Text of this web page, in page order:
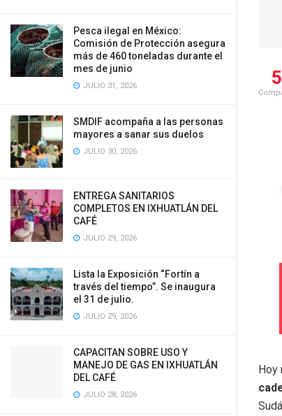
Pesca ilegal en México:
Comisión de Protección asegura
más de 460 toneladas durante el
mes de junio
JULIO 31, 2026
SMDIF acompaña a las personas
mayores a sanar sus duelos
JULIO 30, 2026
ENTREGA SANITARIOS
COMPLETOS EN IXHUATLÁN DEL
CAFÉ
JULIO 29, 2026
Lista la Exposición “Fortín a
través del tiempo”. Se inaugura
el 31 de julio.
JULIO 29, 2026
CAPACITAN SOBRE USO Y
MANEJO DE GAS EN IXHUATLÁN
DEL CAFÉ
JULIO 28, 2026
Hoy